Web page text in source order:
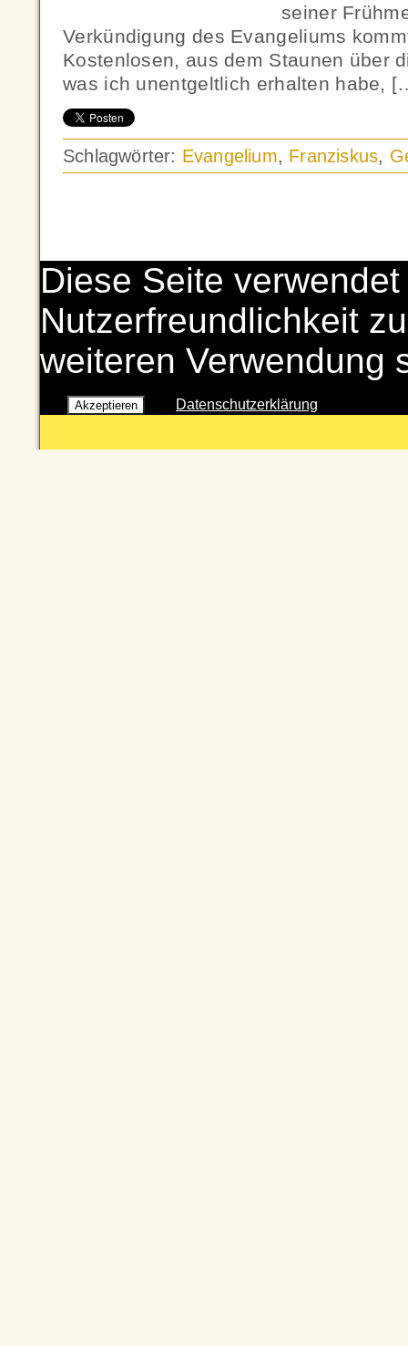
seiner
Verkündigung des Evangeliums
Kostenlosen, aus dem Staunen über
was ich unentgeltlich erhalten habe,
Schlagwörter: Evangelium, Franziskus,
Diese Seite
Nutzerfreundlichkeit
weiteren Verwendung
Akzeptieren Datenschutzerklärung